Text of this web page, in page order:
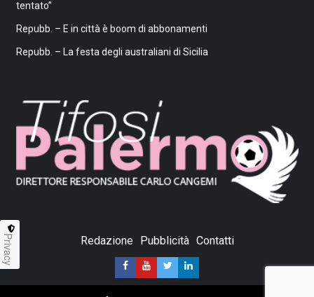
tentato”
Repubb. – E in città è boom di abbonamenti
Repubb. – La festa degli australiani di Sicilia
Redazione Pubblicità Contatti
Privacy